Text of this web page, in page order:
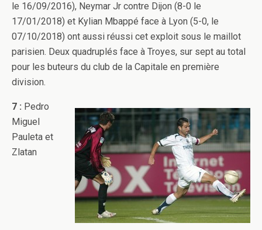
le 16/09/2016), Neymar Jr contre Dijon (8-0 le
17/01/2018) et Kylian Mbappé face à Lyon (5-0, le
07/10/2018) ont aussi réussi cet exploit sous le maillot
parisien. Deux quadruplés face à Troyes, sur sept au total
pour les buteurs du club de la Capitale en première
division.
7 : Pedro
Miguel
Pauleta et
Zlatan